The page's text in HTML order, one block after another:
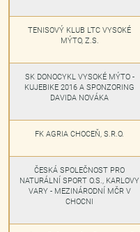
TENISOVÝ KLUB LTC VYSOKÉ
MÝTO, Z.S.
SK DONOCYKL VYSOKÉ MÝTO -
KUJEBIKE 2016 A SPONZORING
DAVIDA NOVÁKA
FK AGRIA CHOCEŇ, S.R.O.
ČESKÁ SPOLEČNOST PRO
NATURÁLNÍ SPORT O.S., KARLOVY
VARY - MEZINÁRODNÍ MČR V
CHOCNI